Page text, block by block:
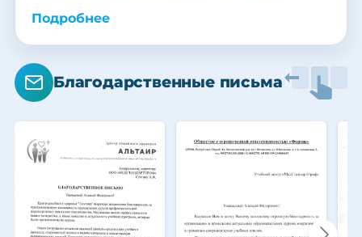
Подробнее
Благодарственные письма